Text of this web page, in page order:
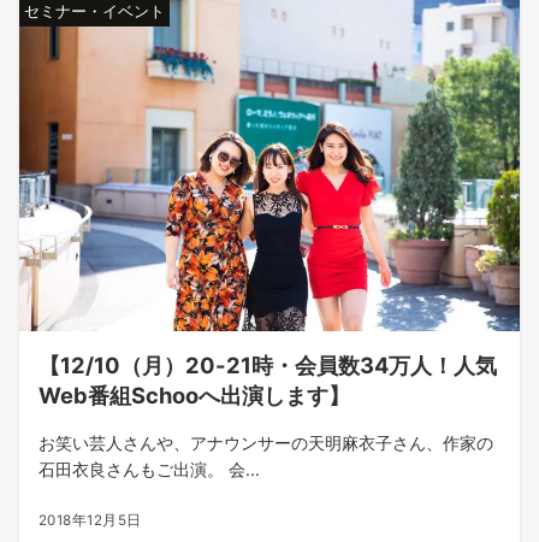
セミナー・イベント
【12/10（月）20-21時・会員数34万人！人気
Web番組Schooへ出演します】
お笑い芸人さんや、アナウンサーの天明麻衣子さん、作家の
石田衣良さんもご出演。 会...
2018年12月5日